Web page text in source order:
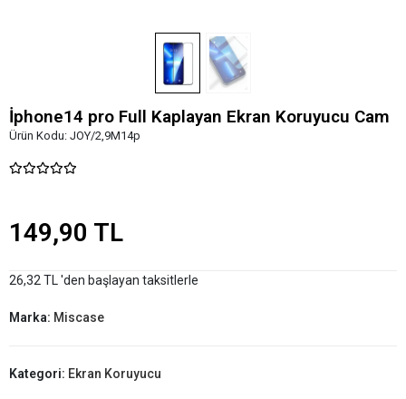
İphone14 pro Full Kaplayan Ekran Koruyucu Cam
Ürün Kodu: JOY/2,9M14p
149,90 TL
26,32 TL 'den başlayan taksitlerle
Marka: Miscase
Kategori: Ekran Koruyucu